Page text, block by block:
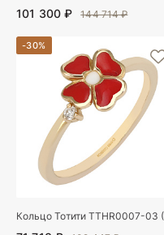
101 300 ₽ 144 714 ₽
-30%